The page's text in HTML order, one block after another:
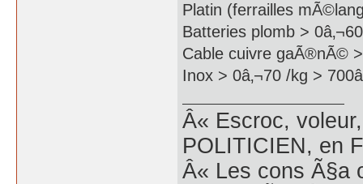
Platin (ferrailles
Batteries plomb >
Cable cuivre gaÃ®nÃ©
Inox > 0â‚¬70 /kg >
Â« Escroc,
POLITICIEN, en
Â« Les cons Ã§a